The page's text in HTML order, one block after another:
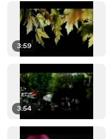
3:59
3:54